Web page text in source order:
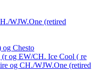
WJW.One (retired
og Chesto
(r og EW/CH. Ice Cool ( re
og CH./WJW.One (retired